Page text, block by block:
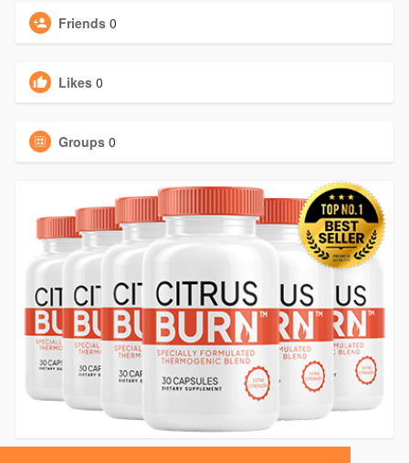
Friends 0
Likes 0
Groups 0